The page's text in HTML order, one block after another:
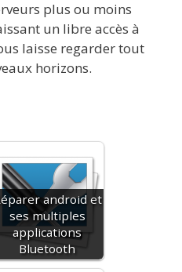
plus ou moins
un libre accès à
laisse regarder tout
horizons.
android et
ses multiples
applications
Bluetooth